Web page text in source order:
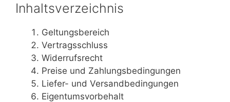
Inhaltsverzeichnis
Geltungsbereich
Vertragsschluss
Widerrufsrecht
Preise und Zahlungsbedingungen
Liefer- und Versandbedingungen
Eigentumsvorbehalt